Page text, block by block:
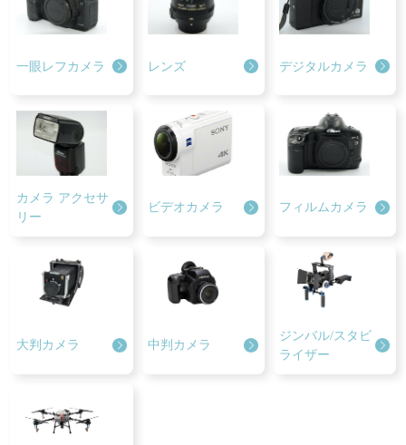
一眼レフカメラ レンズ デジタルカメラ
カメラ アクセサ
リー
ビデオカメラ フィルムカメラ
大判カメラ 中判カメラ
ジンバル/スタビ
ライザー